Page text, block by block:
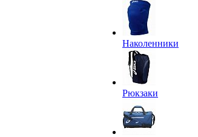
Наколенники
Рюкзаки